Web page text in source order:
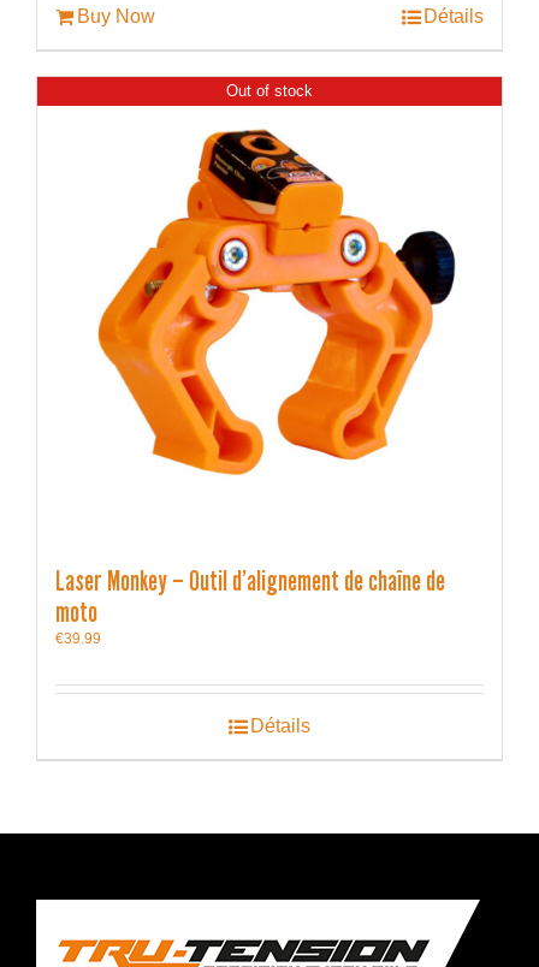
Buy Now Détails
Out of stock
Laser Monkey – Outil d’alignement de chaîne de
moto
€39.99
Détails